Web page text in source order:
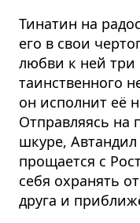
Тинатин на
его в свои
любви к ней три
таинственного
он исполнит её
Отправляясь на
шкуре,
прощается с
себя охранять
друга и